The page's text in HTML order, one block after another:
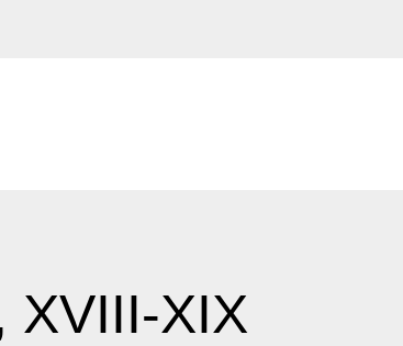
XVIII-XIX